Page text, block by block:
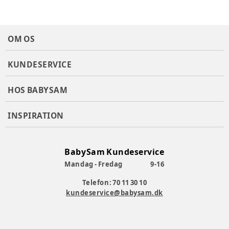
OM OS
KUNDESERVICE
HOS BABYSAM
INSPIRATION
BabySam Kundeservice
Mandag - Fredag
9-16
Telefon: 70 11 30 10
kundeservice@babysam.dk